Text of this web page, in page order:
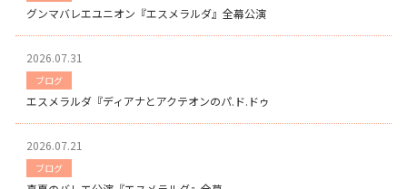
グンマバレエユニオン『エスメラルダ』全幕公演
2026.07.31
ブログ
エスメラルダ『ディアナとアクテオンのパ.ド.ドゥ
2026.07.21
ブログ